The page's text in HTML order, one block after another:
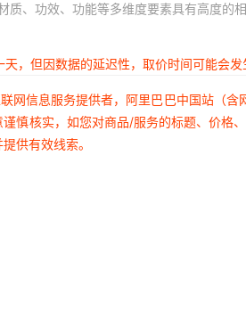
、功效、功能等多维度要素具有高度的
，但因数据的延迟性，取价时间可能会
网信息服务提供者，阿里巴巴中国站（
慎核实，如您对商品/服务的标题、价
供有效线索。